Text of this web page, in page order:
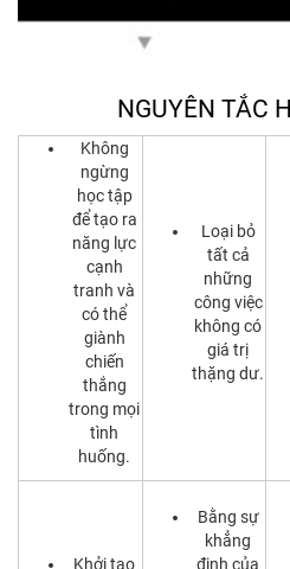
NGUYÊN TẮC
Không
ngừng
học tập
để tạo ra
năng lực
cạnh
tranh và
có thể
giành
chiến
thắng
trong mọi
tình
huống.
Loại bỏ
tất cả
những
công việc
không có
giá trị
thặng dư.
Khởi tạo
Bằng sự
khẳng
định của